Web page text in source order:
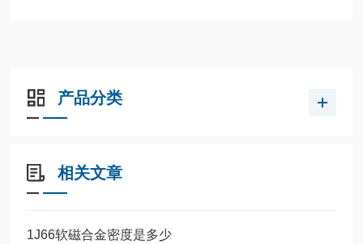
产品分类
相关文章
1J66软磁合金密度是多少